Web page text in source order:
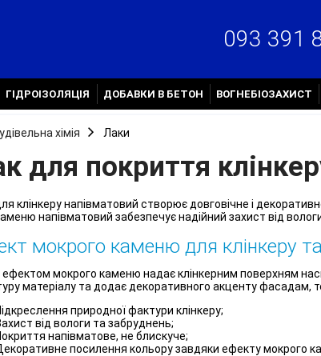
093 391
ГІДРОІЗОЛЯЦІЯ ДОБАВКИ В БЕТОН ВОГНЕБІОЗАХИСТ
хімія Лаки
для покриття
клінкеру напівматовий створює довговічне і
напівматовий забезпечує надійний захист від
мокрого каменю для клінкеру
ефектом мокрого каменю надає клінкерним поверхням
матеріалу та додає декоративного акценту фасадам,
природної фактури клінкеру;
від вологи та забруднень;
напівматове, не блискуче;
посилення кольору завдяки ефекту мокрого